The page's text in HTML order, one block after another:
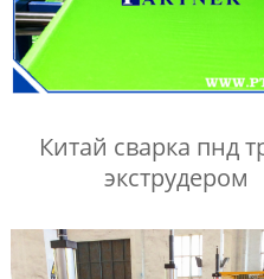
Китай сварка пнд
экструдером